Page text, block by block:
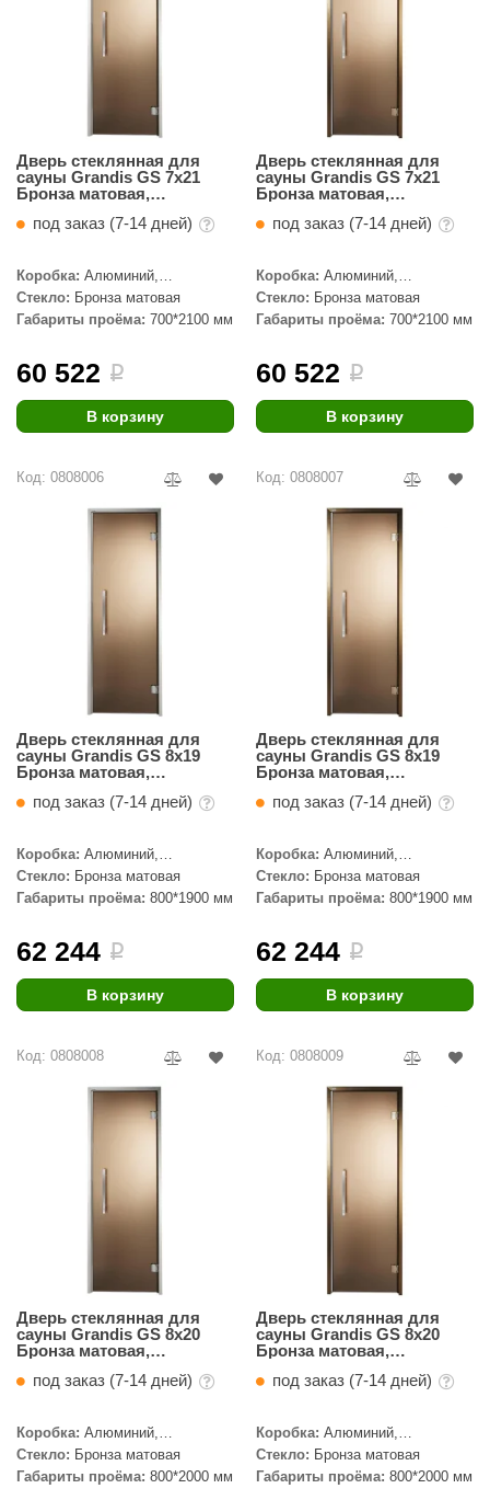
Дверь стеклянная для
сауны Grandis GS 7x21
Бронза матовая,
под заказ (7-14 дней)
Коробка: Алюминий,
Серебристый профиль
Стекло: Бронза матовая
Габариты проёма: 700*2100 мм
60 522 i
В корзину
Дверь стеклянная для
сауны Grandis GS 7x21
Бронза матовая,
под заказ (7-14 дней)
Коробка: Алюминий,
Бронзовый профиль
Стекло: Бронза матовая
Габариты проёма: 700*2100 мм
60 522 i
В корзину
Код: 0808006
Дверь стеклянная для
сауны Grandis GS 8x19
Бронза матовая,
под заказ (7-14 дней)
Коробка: Алюминий,
Серебристый профиль
Стекло: Бронза матовая
Габариты проёма: 800*1900 мм
62 244 i
В корзину
Код: 0808007
Дверь стеклянная для
сауны Grandis GS 8x19
Бронза матовая,
под заказ (7-14 дней)
Коробка: Алюминий,
Бронзовый профиль
Стекло: Бронза матовая
Габариты проёма: 800*1900 мм
62 244 i
В корзину
Код: 0808008
Дверь стеклянная для
сауны Grandis GS 8x20
Бронза матовая,
под заказ (7-14 дней)
Коробка: Алюминий,
Серебристый профиль
Стекло: Бронза матовая
Габариты проёма: 800*2000 мм
Код: 0808009
Дверь стеклянная для
сауны Grandis GS 8x20
Бронза матовая,
под заказ (7-14 дней)
Коробка: Алюминий,
Бронзовый профиль
Стекло: Бронза матовая
Габариты проёма: 800*2000 мм